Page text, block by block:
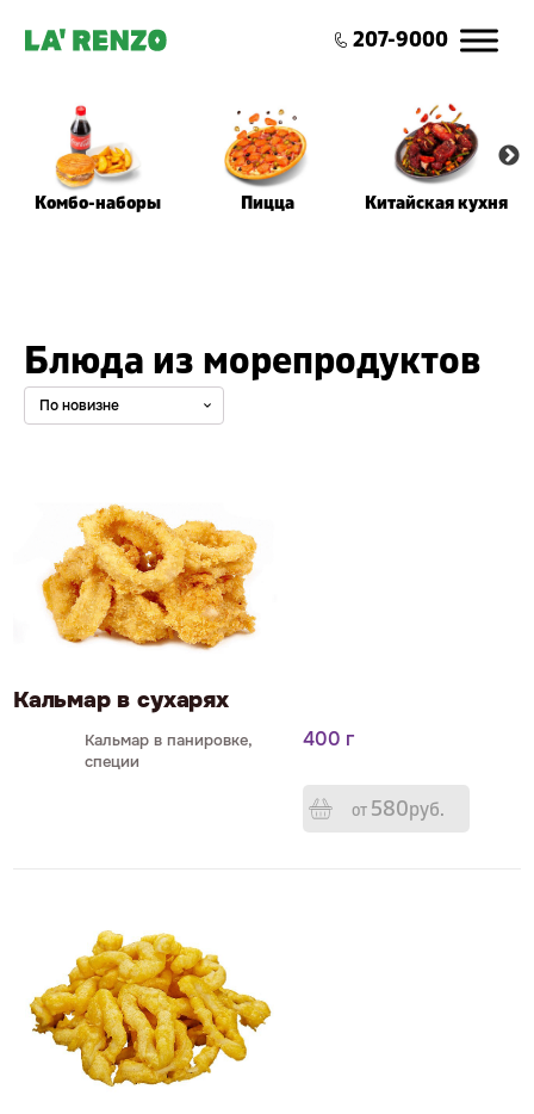
207-9000
Комбо-наборы Пицца Китайская кухня
Блюда из морепродуктов
Кальмар в сухарях
400 г
Кальмар в панировке,
специи
от 580руб.